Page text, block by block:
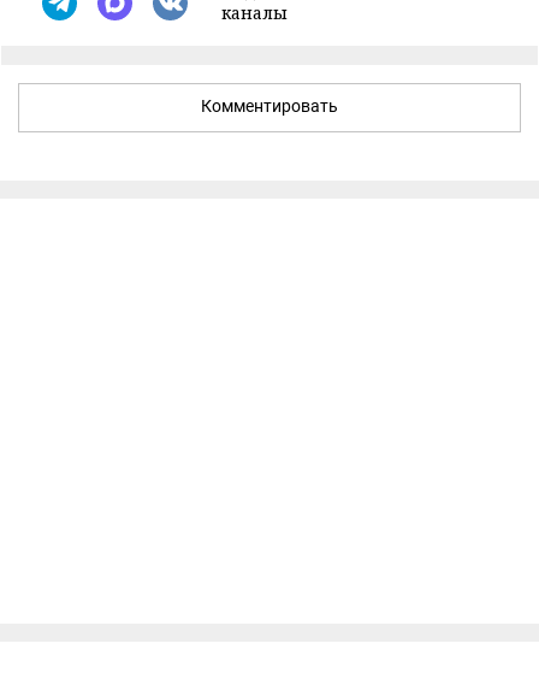
каналы
Комментировать